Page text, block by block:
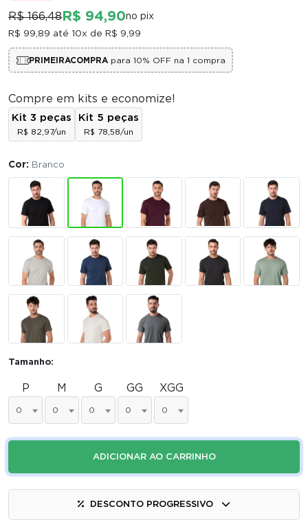
R$ 166,48 R$ 94,90no pix
R$ 99,89 até 10x de R$ 9,99
PRIMEIRACOMPRApara 10% OFF na 1 compra
Compre em kits e economize!
Kit 3 peças
R$ 82,97/un
Kit 5 peças
R$ 78,58/un
Cor: Branco
Tamanho:
P
0
M
0
G
0
GG
0
XGG
0
ADICIONAR AO CARRINHO
DESCONTO PROGRESSIVO